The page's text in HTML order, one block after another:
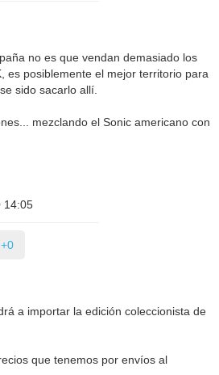
no es que vendan demasiado los
es posiblemente el mejor territorio para
sido sacarlo allí.
mezclando el Sonic americano con
14:05
+0
a importar la edición coleccionista de
que tenemos por envíos al